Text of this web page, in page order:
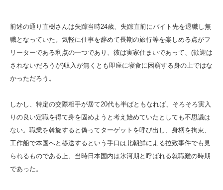
前述の通り直樹さんは失踪当時24歳、失踪直前にバイト先を退職し無
職となっていた。気軽に仕事を辞めて長期の旅行等を楽しめる点がフ
リーターである利点の一つであり、彼は実家住まいであって、(歓迎は
されないだろうが)収入が無くとも即座に寝食に困窮する身の上ではな
かっただろう。
しかし、特定の交際相手が居て20代も半ばともなれば、そろそろ実入
りの良い定職を得て身を固めようと考え始めていたとしても不思議は
ない。職業を斡旋すると偽ってターゲットを呼び出し、身柄を拘束、
工作船で本国へと移送するという手口は北朝鮮による拉致事件でも見
られるものである上、当時日本国内は氷河期と呼ばれる就職難の時期
であった。